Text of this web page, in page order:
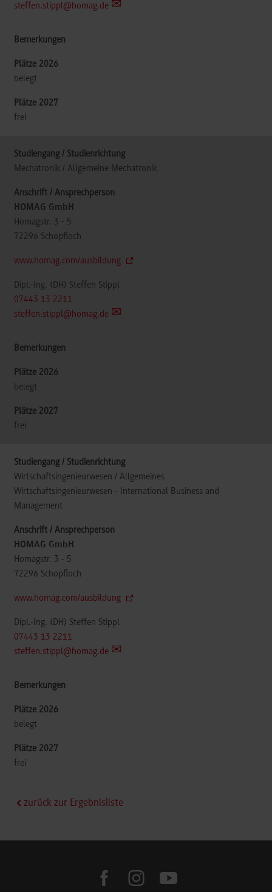
steffen.stippl@homag.de
belegt
frei
Mechatronik / Allgemeine Mechatronik
HOMAG GmbH
Homagstr. 3 - 5
72296 Schopfloch
www.homag.com/ausbildung
Dipl.-Ing. (DH) Steffen Stippl
07443 13 2211
steffen.stippl@homag.de
belegt
frei
Wirtschaftsingenieurwesen / Allgemeines
Wirtschaftsingenieurwesen - International Business and
Management
HOMAG GmbH
Homagstr. 3 - 5
72296 Schopfloch
www.homag.com/ausbildung
Dipl.-Ing. (DH) Steffen Stippl
07443 13 2211
steffen.stippl@homag.de
belegt
frei
zurück zur Ergebnisliste
facebookinstagramyoutube